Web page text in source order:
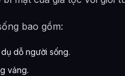
bao gồm:
dỗ người sống.
vảng.